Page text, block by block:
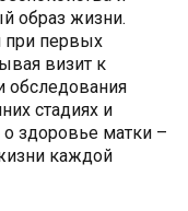
образ жизни.
при первых
визит к
обследования
стадиях и
о здоровье матки –
каждой